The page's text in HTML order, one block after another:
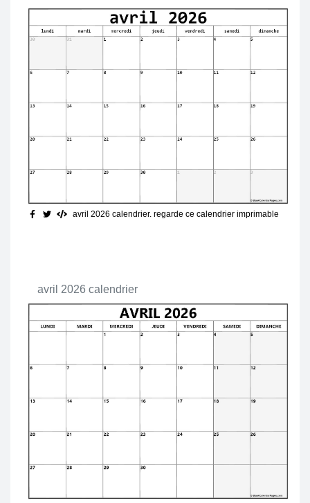
avril 2026 calendrier. regarde ce calendrier imprimable
avril 2026 calendrier